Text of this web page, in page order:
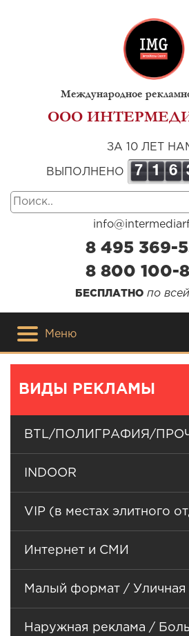
Международное
ООО
ЗА 10 ЛЕТ
ВЫПОЛНЕНО 7 1 6
8 495 369-
8 800 100-
БЕСПЛАТНО по
Меню
ВИДЫ РЕКЛАМЫ
BTL/ПОЛИГРАФИЯ/
INDOOR
VIP (в местах элитного
Интернет и СМИ
Малый формат / Уличная
Наружная реклама /